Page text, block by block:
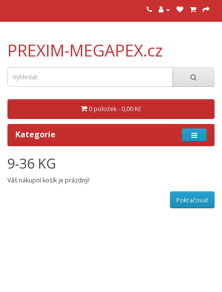
PREXIM-MEGAPEX.cz
0 položek - 0,00 Kč
Kategorie
9-36 KG
Váš nákupní košík je prázdný!
Pokračovat